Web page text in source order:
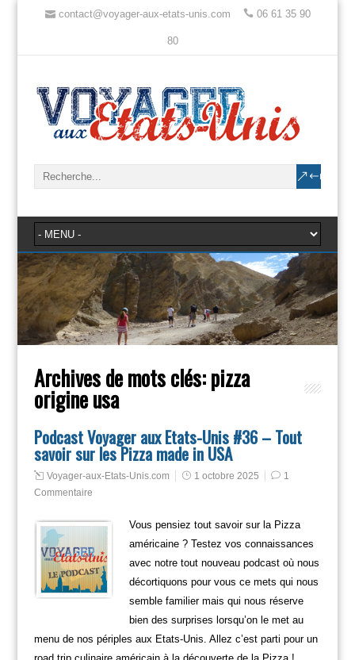
contact@voyager-aux-etats-unis.com 06 61 35 90
80
Archives de mots clés:pizza
origine usa
Podcast Voyager aux Etats-Unis #36 – Tout
savoir sur les Pizza made in USA
Voyager-aux-Etats-Unis.com 1 octobre 2025
1
Commentaire
Vous pensiez tout savoir sur la Pizza
américaine ? Testez vos connaissances
avec notre tout nouveau podcast où nous
décortiquons pour vous ce mets qui nous
semble familier mais qui nous réserve
bien des surprises lorsqu’on le met au
menu de nos périples aux Etats-Unis. Allez c’est parti pour un